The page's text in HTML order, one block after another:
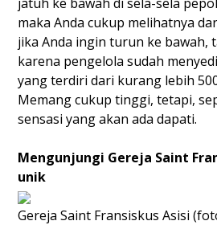
maka Anda cukup melihatnya
jika Anda ingin turun ke bawah,
karena pengelola sudah
yang terdiri dari kurang lebih
Memang cukup tinggi, tetapi,
sensasi yang akan ada dapati.
Mengunjungi Gereja Saint
unik
Gereja Saint Fransiskus Asisi